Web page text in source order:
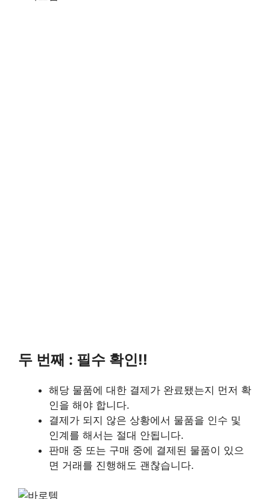
두 번째 : 필수 확인!!
해당 물품에 대한 결제가 완료됐는지 먼저 확
인을 해야 합니다.
결제가 되지 않은 상황에서 물품을 인수 및
인계를 해서는 절대 안됩니다.
판매 중 또는 구매 중에 결제된 물품이 있으
면 거래를 진행해도 괜찮습니다.